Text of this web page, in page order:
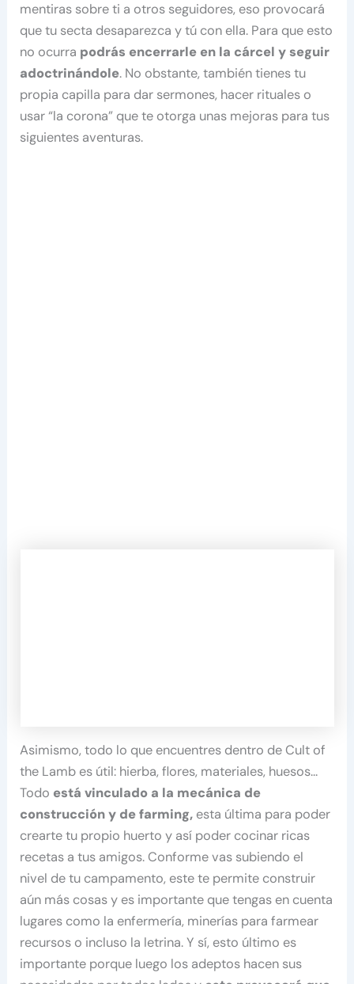
mentiras sobre ti a otros seguidores, eso provocará
que tu secta desaparezca y tú con ella. Para que esto
no ocurra podrás encerrarle en la cárcel y seguir
adoctrinándole. No obstante, también tienes tu
propia capilla para dar sermones, hacer rituales o
usar “la corona” que te otorga unas mejoras para tus
siguientes aventuras.
Asimismo, todo lo que encuentres dentro de Cult of
the Lamb es útil: hierba, flores, materiales, huesos…
Todo está vinculado a la mecánica de
construcción y de farming, esta última para poder
crearte tu propio huerto y así poder cocinar ricas
recetas a tus amigos. Conforme vas subiendo el
nivel de tu campamento, este te permite construir
aún más cosas y es importante que tengas en cuenta
lugares como la enfermería, minerías para farmear
recursos o incluso la letrina. Y sí, esto último es
importante porque luego los adeptos hacen sus